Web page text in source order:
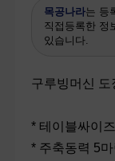
목공나라는 등
직접등록한 정
있습니다.
구루빙머신
* 테이블싸이
* 주축동력 5